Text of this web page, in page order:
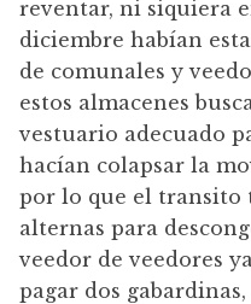
reventar, ni siquiera
diciembre habían
de comunales y
estos almacenes
vestuario adecuado
hacían colapsar la
por lo que el transito
alternas para
veedor de veedores
pagar dos